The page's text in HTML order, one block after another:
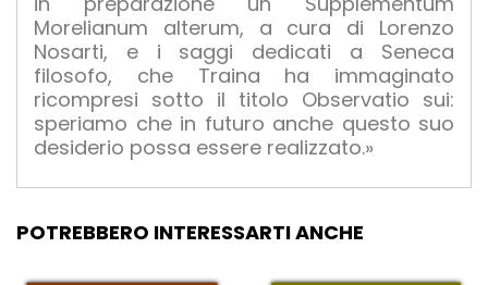
Morelianum alterum, a cura di Lorenzo
Nosarti, e i saggi dedicati a Seneca
filosofo, che Traina ha immaginato
ricompresi sotto il titolo Observatio sui:
speriamo che in futuro anche questo suo
desiderio possa essere realizzato.»
POTREBBERO INTERESSARTI ANCHE